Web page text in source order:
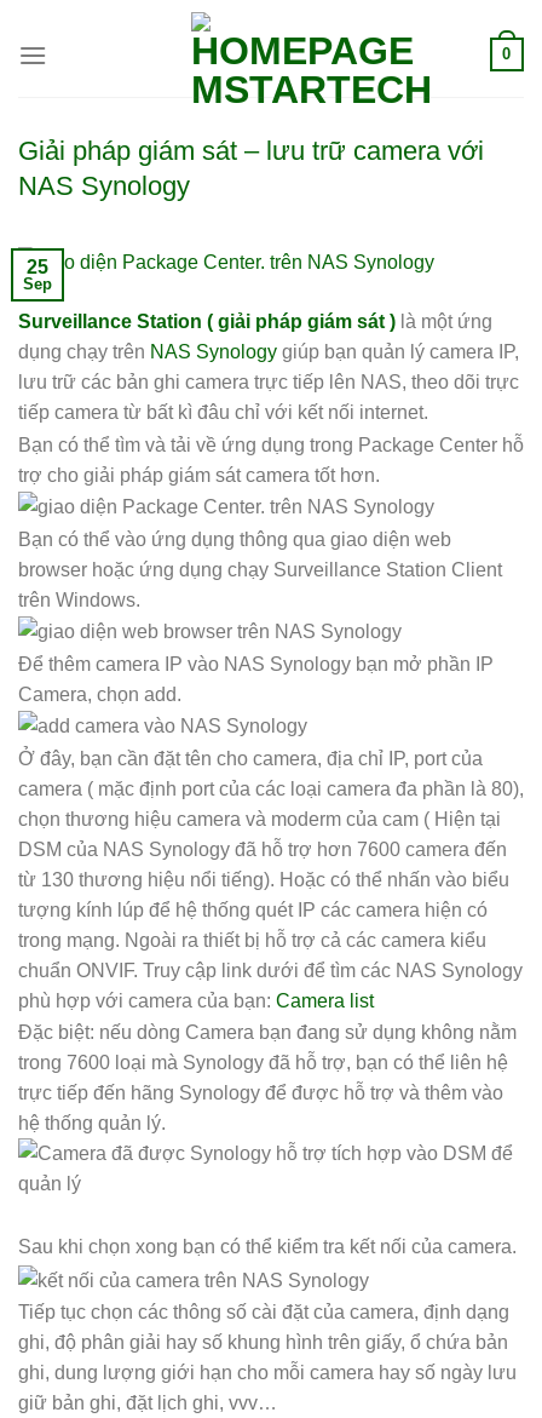
0
Giải pháp giám sát – lưu trữ camera với
NAS Synology
25
Sep
Surveillance Station ( giải pháp giám sát ) là một ứng
dụng chạy trên NAS Synology giúp bạn quản lý camera IP,
lưu trữ các bản ghi camera trực tiếp lên NAS, theo dõi trực
tiếp camera từ bất kì đâu chỉ với kết nối internet.
Bạn có thể tìm và tải về ứng dụng trong Package Center hỗ
trợ cho giải pháp giám sát camera tốt hơn.
Bạn có thể vào ứng dụng thông qua giao diện web
browser hoặc ứng dụng chạy Surveillance Station Client
trên Windows.
Để thêm camera IP vào NAS Synology bạn mở phần IP
Camera, chọn add.
Ở đây, bạn cần đặt tên cho camera, địa chỉ IP, port của
camera ( mặc định port của các loại camera đa phần là 80),
chọn thương hiệu camera và moderm của cam ( Hiện tại
DSM của NAS Synology đã hỗ trợ hơn 7600 camera đến
từ 130 thương hiệu nổi tiếng). Hoặc có thể nhấn vào biểu
tượng kính lúp để hệ thống quét IP các camera hiện có
trong mạng. Ngoài ra thiết bị hỗ trợ cả các camera kiểu
chuẩn ONVIF. Truy cập link dưới để tìm các NAS Synology
phù hợp với camera của bạn: Camera list
Đặc biệt: nếu dòng Camera bạn đang sử dụng không nằm
trong 7600 loại mà Synology đã hỗ trợ, bạn có thể liên hệ
trực tiếp đến hãng Synology để được hỗ trợ và thêm vào
hệ thống quản lý.
Sau khi chọn xong bạn có thể kiểm tra kết nối của camera.
Tiếp tục chọn các thông số cài đặt của camera, định dạng
ghi, độ phân giải hay số khung hình trên giấy, ổ chứa bản
ghi, dung lượng giới hạn cho mỗi camera hay số ngày lưu
giữ bản ghi, đặt lịch ghi, vvv…